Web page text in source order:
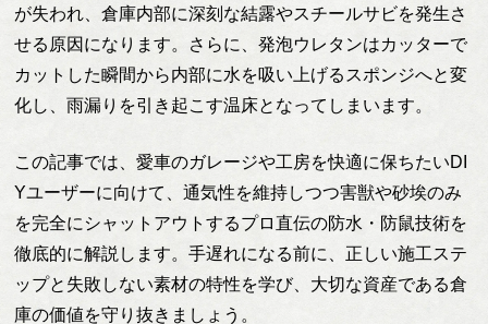
が失われ、倉庫内部に深刻な結露やスチールサビを発生さ
せる原因になります。さらに、発泡ウレタンはカッターで
カットした瞬間から内部に水を吸い上げるスポンジへと変
化し、雨漏りを引き起こす温床となってしまいます。
この記事では、愛車のガレージや工房を快適に保ちたいDI
Yユーザーに向けて、通気性を維持しつつ害獣や砂埃のみ
を完全にシャットアウトするプロ直伝の防水・防鼠技術を
徹底的に解説します。手遅れになる前に、正しい施工ステ
ップと失敗しない素材の特性を学び、大切な資産である倉
庫の価値を守り抜きましょう。